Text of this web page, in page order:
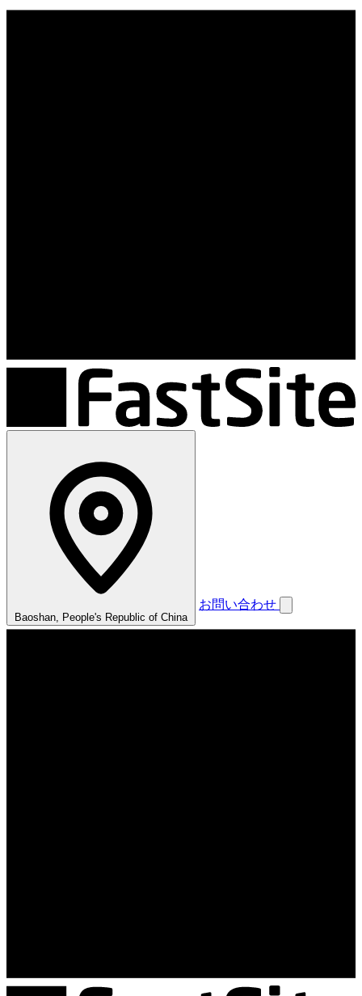
Baoshan, People's Republic of China
お問い合わせ